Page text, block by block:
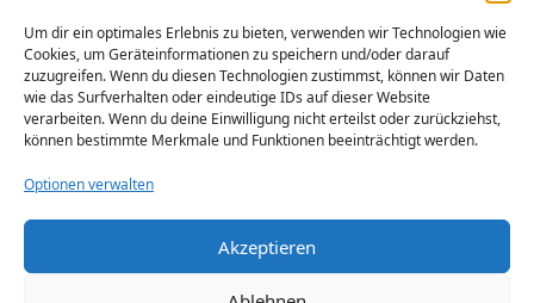
Um dir ein optimales Erlebnis zu bieten, verwenden wir Technologien wie
Cookies, um Geräteinformationen zu speichern und/oder darauf
zuzugreifen. Wenn du diesen Technologien zustimmst, können wir Daten
wie das Surfverhalten oder eindeutige IDs auf dieser Website
verarbeiten. Wenn du deine Einwilligung nicht erteilst oder zurückziehst,
können bestimmte Merkmale und Funktionen beeinträchtigt werden.
Optionen verwalten
Akzeptieren
© 2026 Otaku Japan. Alle Rechte vorbehalten.